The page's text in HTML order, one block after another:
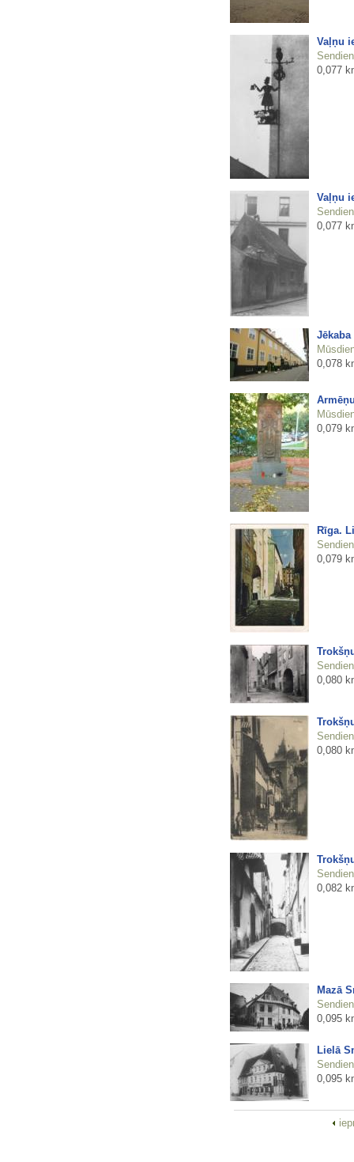
Vaļņu
0,077
Vaļņu
0,077
Jēkaba
0,078
0,079
Rīga.
0,079
0,080
0,080
0,082
Mazā
0,095
Lielā
0,095